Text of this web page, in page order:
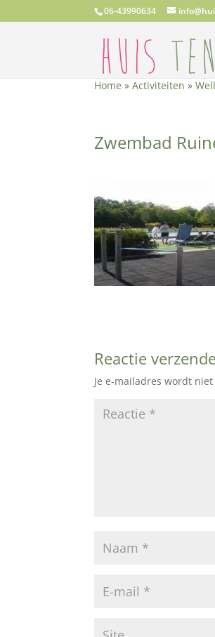
06-43990634
Home »Activiteiten »
Zwembad
Reactie
Je e-mailadres wordt